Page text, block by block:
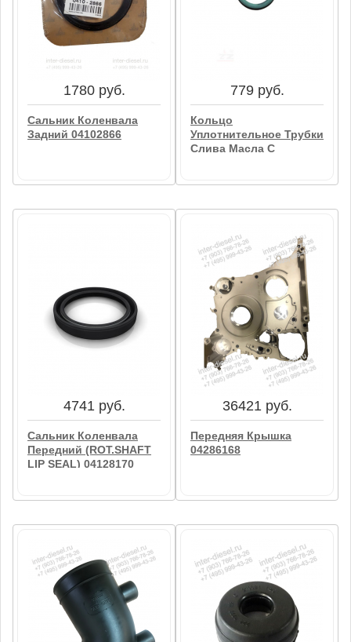
Форсунка Охлаждения
Поршня 04178452
1780 руб.
Сальник Коленвала
Задний 04102866
1780 руб.
Сальник Коленвала
Задний 04102866
779 руб.
Кольцо
Уплотнительное Трубки
Слива Масла С
779 руб.
Кольцо
Уплотнительное Трубки
Слива Масла С
Турбины (O-Seal)
4741 руб.
Сальник Коленвала
Передний (ROT.SHAFT
LIP SEAL) 04128170
4741 руб.
36421 руб.
Передняя Крышка
04286168
36421 руб.